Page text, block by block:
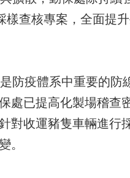
查核專案，全面提
疫體系中重要的防
處已提高化製場稽
對收運豬隻車輛進
。